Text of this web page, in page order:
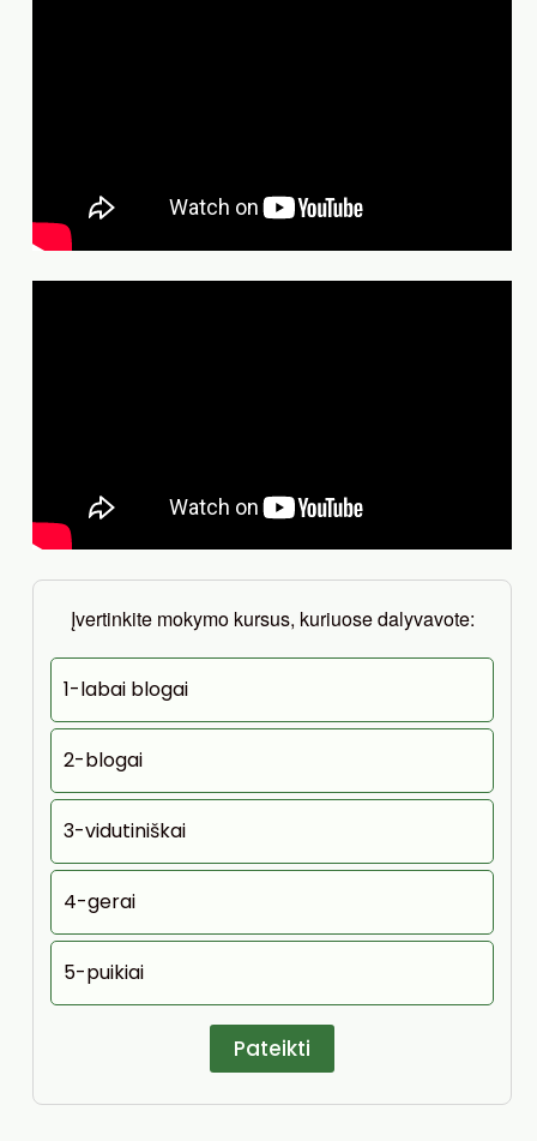
Įvertinkite mokymo kursus, kuriuose dalyvavote:
1-labai blogai
2-blogai
3-vidutiniškai
4-gerai
5-puikiai